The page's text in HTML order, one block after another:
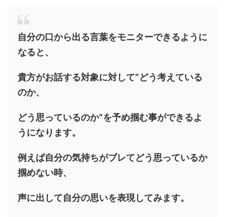
自分の口から出る言葉をモニターできるように
なると、
貴方がお話する対象に対して”どう考えている
のか、
どう思っているのか”を予め掴む事ができるよ
うになります。
例えば自分の気持ちがブレてどう思っているか
掴めない時、
声に出して自分の思いを表現してみます。